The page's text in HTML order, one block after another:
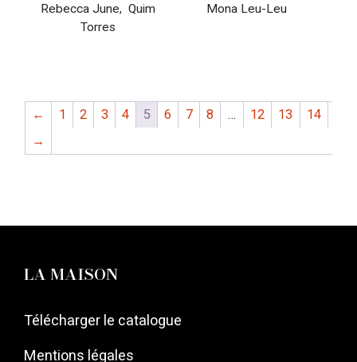
Rebecca June, Quim
Torres
Mona Leu-Leu
← 1 2 3 4 5 6 7 8 … 12 13
14
→
LA MAISON
Télécharger le catalogue
Mentions légales